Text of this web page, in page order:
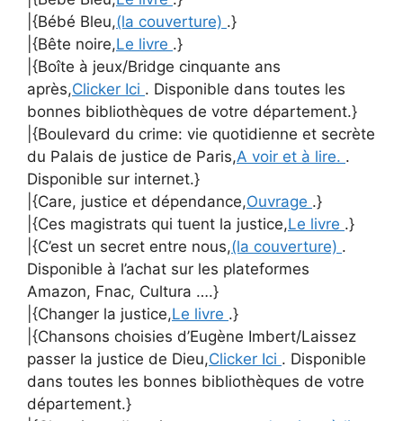
|{Bébé Bleu,(la couverture) .}
|{Bête noire,Le livre .}
|{Boîte à jeux/Bridge cinquante ans
après,Clicker Ici . Disponible dans toutes les
bonnes bibliothèques de votre département.}
|{Boulevard du crime: vie quotidienne et secrète
du Palais de justice de Paris,A voir et à lire. .
Disponible sur internet.}
|{Care, justice et dépendance,Ouvrage .}
|{Ces magistrats qui tuent la justice,Le livre .}
|{C’est un secret entre nous,(la couverture) .
Disponible à l’achat sur les plateformes
Amazon, Fnac, Cultura ….}
|{Changer la justice,Le livre .}
|{Chansons choisies d’Eugène Imbert/Laissez
passer la justice de Dieu,Clicker Ici . Disponible
dans toutes les bonnes bibliothèques de votre
département.}